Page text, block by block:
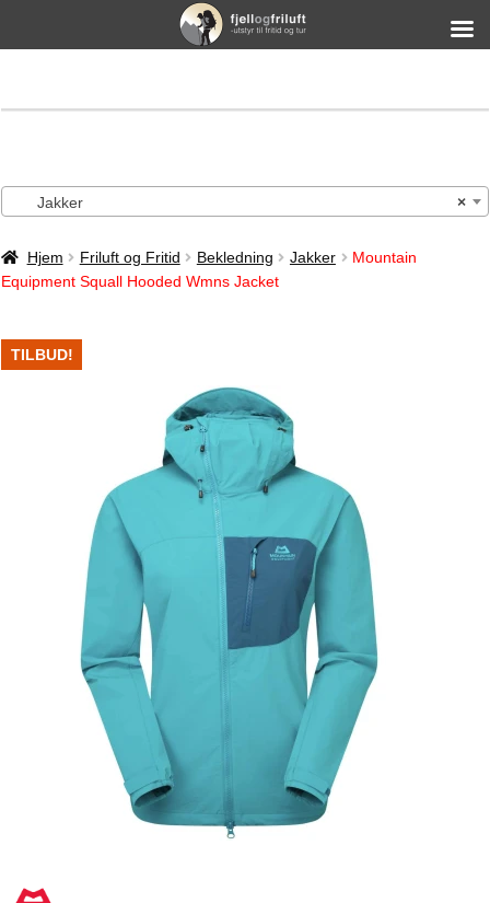
×
Jakker
Hjem Friluft og Fritid Bekledning Jakker
Mountain
Equipment Squall Hooded Wmns Jacket
TILBUD!